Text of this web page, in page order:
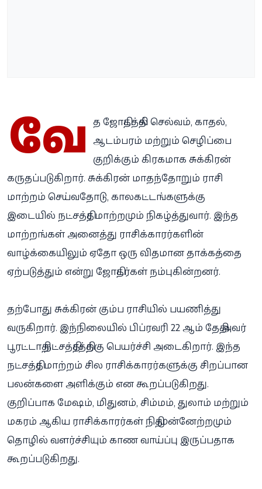
வே த ஜோதிடத்தில் செல்வம், காதல்,
ஆடம்பரம் மற்றும் செழிப்பை
குறிக்கும் கிரகமாக சுக்கிரன்
கருதப்படுகிறார். சுக்கிரன் மாதந்தோறும் ராசி
மாற்றம் செய்வதோடு, காலகட்டங்களுக்கு
இடையில் நட்சத்திர மாற்றமும் நிகழ்த்துவார். இந்த
மாற்றங்கள் அனைத்து ராசிக்காரர்களின்
வாழ்க்கையிலும் ஏதோ ஒரு விதமான தாக்கத்தை
ஏற்படுத்தும் என்று ஜோதிடர்கள் நம்புகின்றனர்.
தற்போது சுக்கிரன் கும்ப ராசியில் பயணித்து
வருகிறார். இந்நிலையில் பிப்ரவரி 22 ஆம் தேதி அவர்
பூரட்டாதி நட்சத்திரத்திற்கு பெயர்ச்சி அடைகிறார். இந்த
நட்சத்திர மாற்றம் சில ராசிக்காரர்களுக்கு சிறப்பான
பலன்களை அளிக்கும் என கூறப்படுகிறது.
குறிப்பாக மேஷம், மிதுனம், சிம்மம், துலாம் மற்றும்
மகரம் ஆகிய ராசிக்காரர்கள் நிதி முன்னேற்றமும்
தொழில் வளர்ச்சியும் காண வாய்ப்பு இருப்பதாக
கூறப்படுகிறது.